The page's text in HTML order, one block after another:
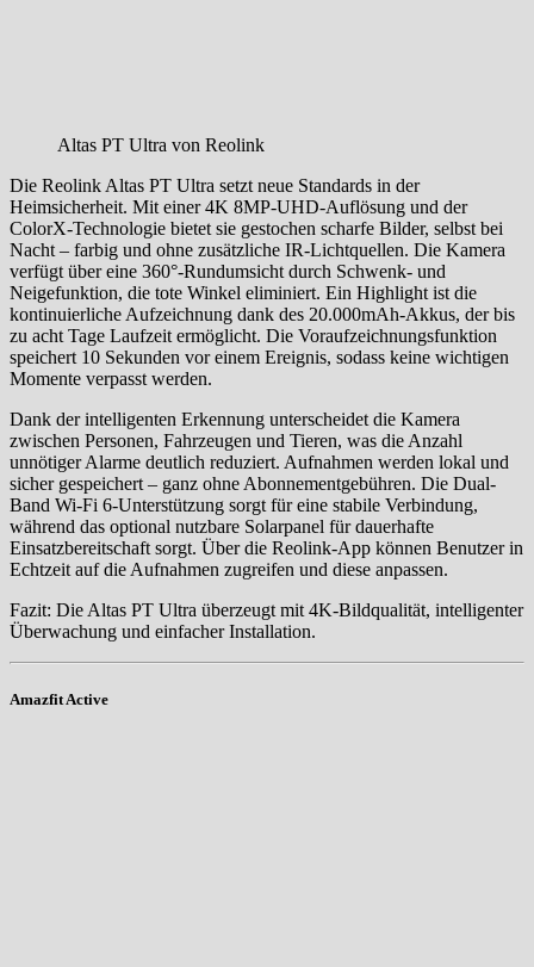
Altas PT Ultra von Reolink
Die Reolink Altas PT Ultra setzt neue Standards in der
Heimsicherheit. Mit einer 4K 8MP-UHD-Auflösung und der
ColorX-Technologie bietet sie gestochen scharfe Bilder, selbst bei
Nacht – farbig und ohne zusätzliche IR-Lichtquellen. Die Kamera
verfügt über eine 360°-Rundumsicht durch Schwenk- und
Neigefunktion, die tote Winkel eliminiert. Ein Highlight ist die
kontinuierliche Aufzeichnung dank des 20.000mAh-Akkus, der bis
zu acht Tage Laufzeit ermöglicht. Die Voraufzeichnungsfunktion
speichert 10 Sekunden vor einem Ereignis, sodass keine wichtigen
Momente verpasst werden.
Dank der intelligenten Erkennung unterscheidet die Kamera
zwischen Personen, Fahrzeugen und Tieren, was die Anzahl
unnötiger Alarme deutlich reduziert. Aufnahmen werden lokal und
sicher gespeichert – ganz ohne Abonnementgebühren. Die Dual-
Band Wi-Fi 6-Unterstützung sorgt für eine stabile Verbindung,
während das optional nutzbare Solarpanel für dauerhafte
Einsatzbereitschaft sorgt. Über die Reolink-App können Benutzer in
Echtzeit auf die Aufnahmen zugreifen und diese anpassen.
Fazit: Die Altas PT Ultra überzeugt mit 4K-Bildqualität, intelligenter
Überwachung und einfacher Installation.
Amazfit Active